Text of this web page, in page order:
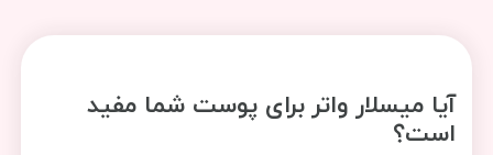
آیا میسلار واتر برای پوست شما مفید
است؟